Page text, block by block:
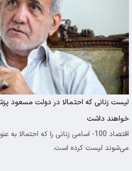
لیست زنانی که احتمالا در دولت مسعود
خواهند داشت
اقتصاد 100- اسامی زنانی را که
می‌شوند لیست کرده است.